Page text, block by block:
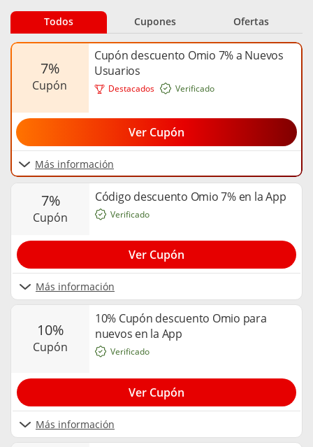
Todos Cupones Ofertas
Destacados
7%
cupón
Cupón descuento Omio 7% a Nuevos
Usuarios
Más información
Verificado
Ver Cupón
7%
cupón
Código descuento Omio 7% en la App
Más información
Verificado
Ver Cupón
10%
cupón
10% Cupón descuento Omio para
nuevos en la App
Más información
Verificado
Ver Cupón